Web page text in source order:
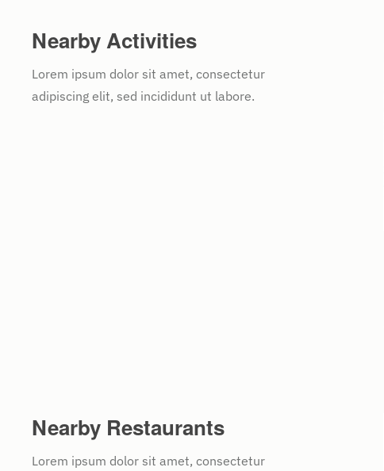
Nearby Activities
Lorem ipsum dolor sit amet, consectetur
adipiscing elit, sed incididunt ut labore.
Nearby Restaurants
Lorem ipsum dolor sit amet, consectetur